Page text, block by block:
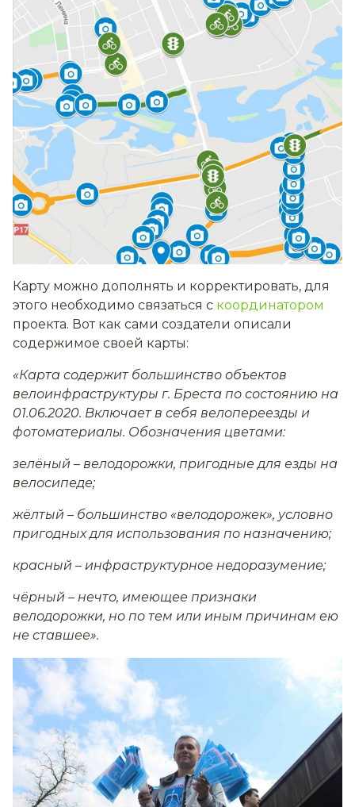
Карту можно дополнять и корректировать, для
этого необходимо связаться с координатором
проекта. Вот как сами создатели описали
содержимое своей карты:
«Карта содержит большинство объектов
велоинфраструктуры г. Бреста по состоянию на
01.06.2020. Включает в себя велопереезды и
фотоматериалы. Обозначения цветами:
зелёный – велодорожки, пригодные для езды на
велосипеде;
жёлтый – большинство «велодорожек», условно
пригодных для использования по назначению;
красный – инфраструктурное недоразумение;
чёрный – нечто, имеющее признаки
велодорожки, но по тем или иным причинам ею
не ставшее».